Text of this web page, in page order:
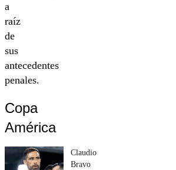
a
raíz
de
sus
antecedentes
penales.
Copa
América
Claudio
Bravo